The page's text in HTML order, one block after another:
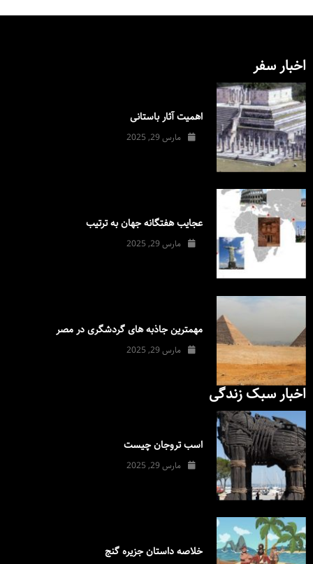
اخبار سفر
اهمیت آثار باستانی
مارس 29, 2025
عجایب هفتگانه جهان به ترتیب
مارس 29, 2025
مهمترین جاذبه های گردشگری در مصر
مارس 29, 2025
اخبار سبک زندگی
اسب تروجان چیست
مارس 29, 2025
خلاصه داستان جزیره گنج